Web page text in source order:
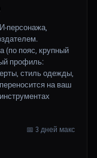
персонажа,
(по пояс, крупный
профиль:
стиль одежды,
на ваш
📅 3 дней макс